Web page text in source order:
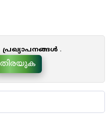
പ്രഖ്യാപനങ്ങൾ .
തിരയുക